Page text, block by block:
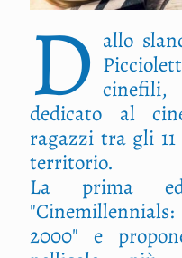
D allo
dedicato al
ragazzi tra gli
territorio.
La prima
2000" e